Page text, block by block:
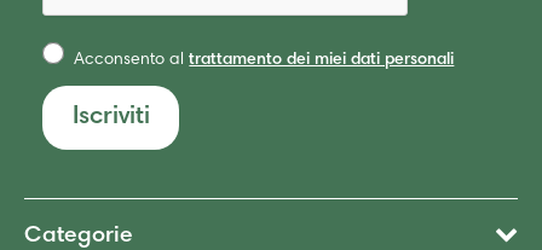
Acconsento altrattamento dei miei dati personali
Iscriviti
Categorie